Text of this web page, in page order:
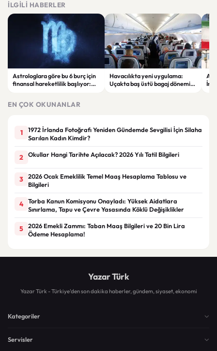
İLGILI HABERLER
Astrologlara göre bu 6 burç için
finansal hareketlilik başlıyor:
Havacılıkta yeni uygulama:
Uçakta baş üstü bagaj dönemi
EN ÇOK OKUNANLAR
1
1972 İrlanda Fotoğrafı Yeniden Gündemde Sevgilisi İçin Silaha
Sarılan Kadın Kimdir?
2 Okullar Hangi Tarihte Açılacak? 2026 Yılı Tatil Bilgileri
3
2026 Ocak Emeklilik Temel Maaş Hesaplama Tablosu ve
Bilgileri
4
Torba Kanun Komisyonu Onayladı: Yüksek Aidatlara
Sınırlama, Tapu ve Çevre Yasasında Köklü Değişiklikler
5
2026 Emekli Zammı: Taban Maaş Bilgileri ve 20 Bin Lira
Ödeme Hesaplama!
Yazar Türk
Yazar Türk - Türkiye'den son dakika haberler, gündem, siyaset, ekonomi
Kategoriler
Servisler